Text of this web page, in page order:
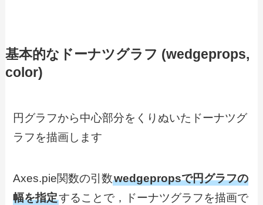
基本的なドーナツグラフ (wedgeprops,
color)
円グラフから中心部分をくりぬいたドーナツグ
ラフを描画します
Axes.pie関数の引数wedgepropsで円グラフの
幅を指定することで，ドーナツグラフを描画で